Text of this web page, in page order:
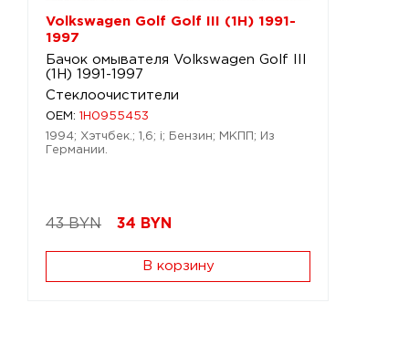
Volkswagen Golf Golf III (1H) 1991-
1997
Бачок омывателя Volkswagen Golf III
(1H) 1991-1997
Стеклоочистители
OEM: 1H0955453
1994; Хэтчбек.; 1,6; i; Бензин; МКПП; Из
Германии.
43 BYN 34 BYN
В корзину